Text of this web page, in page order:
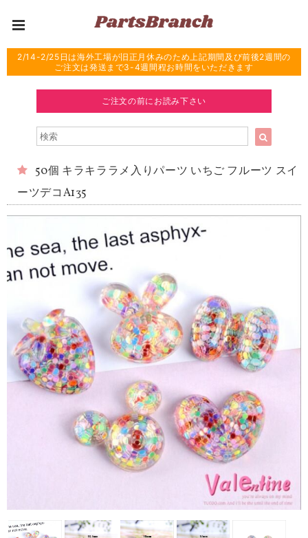
2/14-2/25日は海外工場が旧正月休みのため上記期間及び前後2週間の
ご注文は発送まで3-4週間程お時間をいただきます
ご注文の前にお読み下さい
50個 キラキララメ入りパーツ いちご フルーツ スイ
ーツデコA135